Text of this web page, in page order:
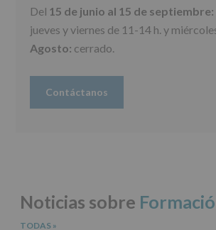
salvo
obligación
legal.
Derechos:
supresión,
así
en
información
Del 15 de junio al 15 de septiembre:
jueves y viernes de 11-14 h. y
Agosto: cerrado.
Contáctanos
Noticias sobre
TODAS »